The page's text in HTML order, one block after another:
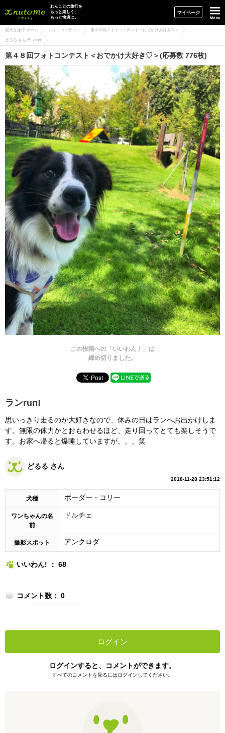
イヌトミィ
わんことの旅行を
もっと楽しく、
もっと快適に。
マイページ
愛犬と旅行 ホーム フォトコンテスト 第４８回フォトコンテスト＜おでかけ大好き♡＞
どるる さん/ランrun!
第４８回フォトコンテスト＜おでかけ大好き♡＞(応募数 776枚)
この投稿への「いいわん！」は
締め切りました。
ランrun!
思いっきり走るのが大好きなので、休みの日はランへお出かけしま
す。無限の体力かとおもわせるほど、走り回ってとても楽しそうで
す。お家へ帰ると爆睡していますが、、、笑
どるる さん
2018-11-28 23:51:12
犬種 ボーダー・コリー
ワンちゃんの名
前
ドルチェ
撮影スポット アンクロダ
いいわん! ： 68
コメント数： 0
ログイン
ログインすると、コメントができます。
すべてのコメントを見るにはログインしてください。